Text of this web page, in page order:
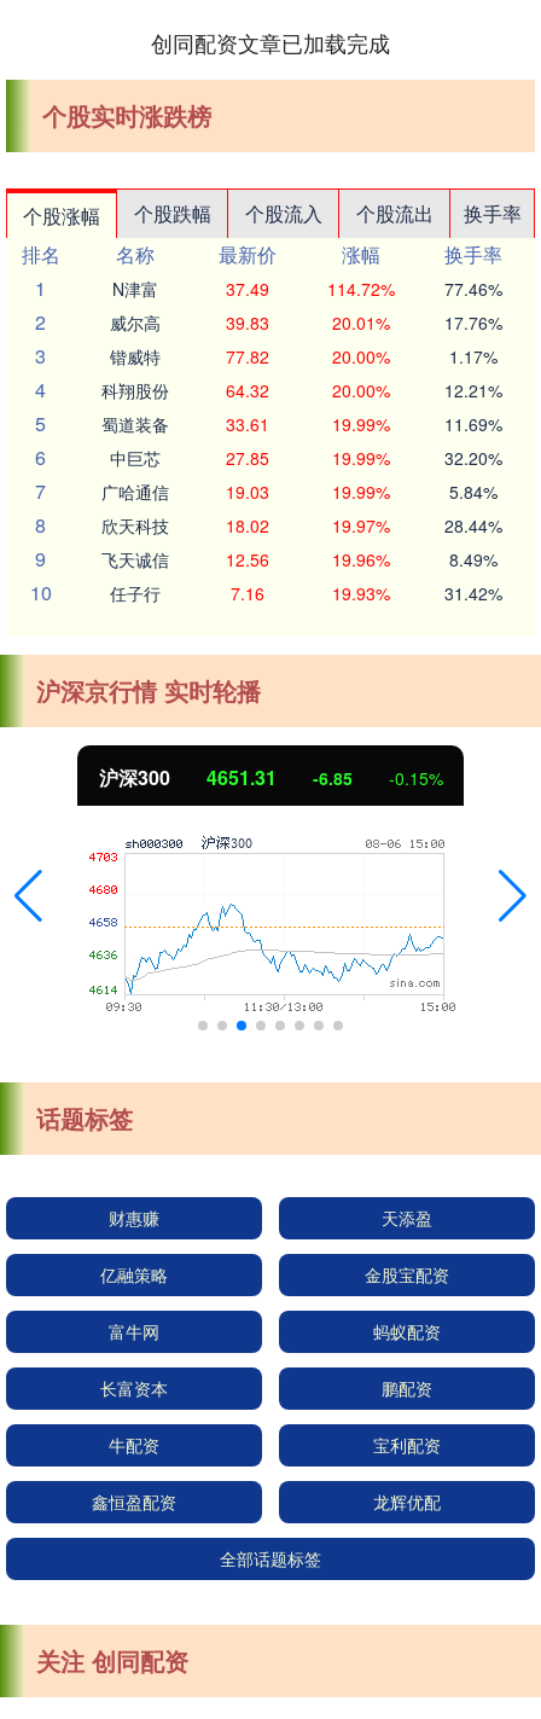
创同配资文章已加载完成
个股实时涨跌榜
个股涨幅 个股跌幅 个股流入 个股流出
换手率
排名
名称 最新价 涨幅
换手率
1
N津富 37.49 114.72% 77.46%
2 威尔高 39.83 20.01% 17.76%
3 锴威特 77.82 20.00% 1.17%
4 科翔股份 64.32 20.00% 12.21%
5 蜀道装备 33.61 19.99% 11.69%
6 中巨芯 27.85 19.99% 32.20%
7 广哈通信 19.03 19.99% 5.84%
8 欣天科技 18.02 19.97% 28.44%
9 飞天诚信 12.56 19.96% 8.49%
10 任子行 7.16 19.93% 31.42%
沪深京行情 实时轮播
-6.85 -0.15%
话题标签
财惠赚 天添盈
亿融策略 金股宝配资
富牛网 蚂蚁配资
长富资本 鹏配资
牛配资 宝利配资
鑫恒盈配资 龙辉优配
全部话题标签
关注 创同配资